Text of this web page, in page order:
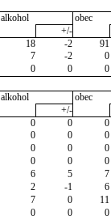
alkohol
obec
+/-
18 -2 91
7 -2 0
0 0 0
alkohol
obec
+/-
0 0 0
0 0 0
0 0 0
0 0 0
6 5 7
2 -1 6
7 0 11
0 0 0